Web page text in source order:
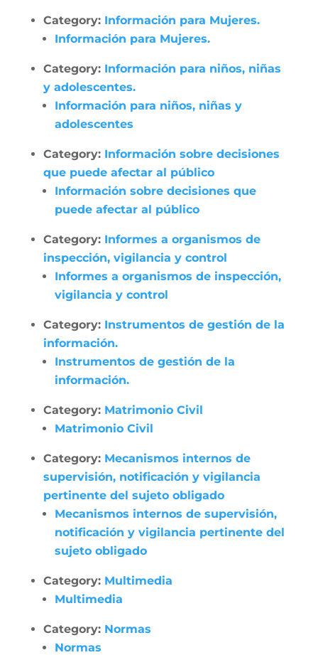
Category: Información para Mujeres.
Información para Mujeres.
Category: Información para niños, niñas
y adolescentes.
Información para niños, niñas y
adolescentes
Category: Información sobre decisiones
que puede afectar al público
Información sobre decisiones que
puede afectar al público
Category: Informes a organismos de
inspección, vigilancia y control
Informes a organismos de inspección,
vigilancia y control
Category: Instrumentos de gestión de la
información.
Instrumentos de gestión de la
información.
Category: Matrimonio Civil
Matrimonio Civil
Category: Mecanismos internos de
supervisión, notificación y vigilancia
pertinente del sujeto obligado
Mecanismos internos de supervisión,
notificación y vigilancia pertinente del
sujeto obligado
Category: Multimedia
Multimedia
Category: Normas
Normas